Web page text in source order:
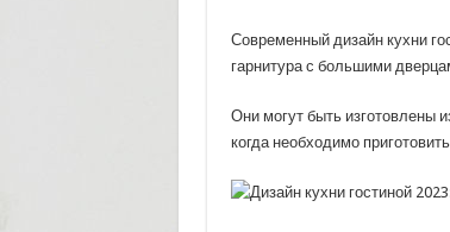
Современный дизайн кухни
гарнитура с большими
Они могут быть изготовлены
когда необходимо